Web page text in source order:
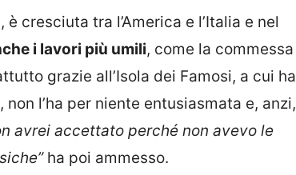
cresciuta tra l’America e l’Italia e nel
i lavori più umili, come la commessa
grazie all’Isola dei Famosi, a cui ha
l’ha per niente entusiasmata e, anzi,
avrei accettato perché non avevo le
ha poi ammesso.